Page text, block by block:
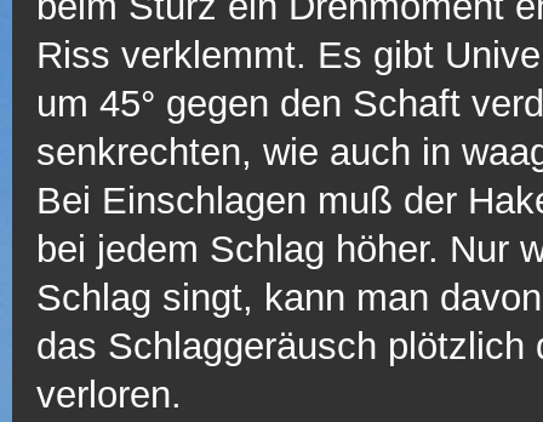
Riss verklemmt. Es gibt
um 45° gegen den Schaft
senkrechten, wie auch in
Bei Einschlagen muß der
bei jedem Schlag höher. Nur
Schlag singt, kann man
das Schlaggeräusch
verloren.